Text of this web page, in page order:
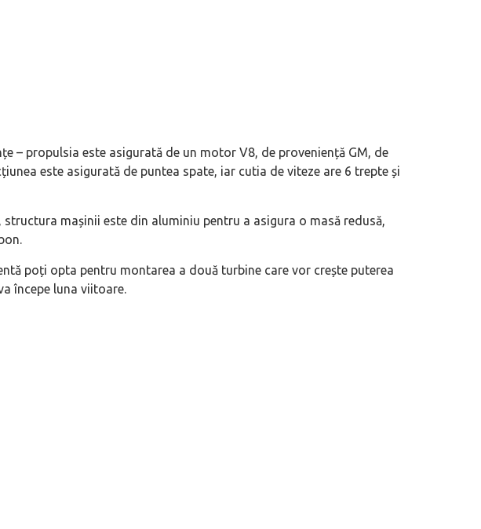
– propulsia este asigurată de un motor V8, de proveniență GM, de
este asigurată de puntea spate, iar cutia de viteze are 6 trepte și
mașinii este din aluminiu pentru a asigura o masă redusă,
poți opta pentru montarea a două turbine care vor crește puterea
începe luna viitoare.
de
Prima sportivă cu motor central a mărcii, omagiată Dacă viața e „heavy duty”, măcar